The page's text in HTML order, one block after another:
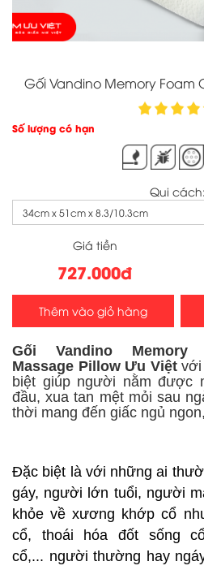
Gối Vandino Memory Foam
Số lượng có hạn
Qui cách:
34cm x 51cm x 8.3/10.3cm
Giá tiền
727.000đ
Thêm vào giỏ hàng
Gối Vandino Memory
Massage Pillow Ưu Việtvới
biệt giúp người nằm được
đầu, xua tan mệt mỏi sau
thời mang đến giấc ngủ
Đặc biệt là với những ai
gáy, người lớn tuổi, người
khỏe về xương khớp cổ
cổ, thoái hóa đốt sống
cổ,... người thường hay